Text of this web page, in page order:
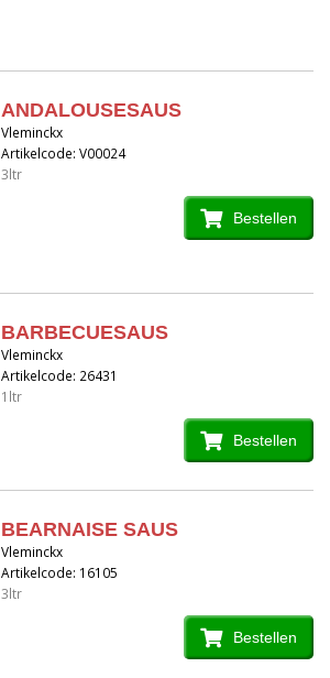
ANDALOUSESAUS
Vleminckx
Artikelcode: V00024
3ltr
Bestellen
BARBECUESAUS
Vleminckx
Artikelcode: 26431
1ltr
Bestellen
BEARNAISE SAUS
Vleminckx
Artikelcode: 16105
3ltr
Bestellen